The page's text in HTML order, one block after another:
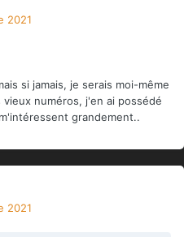
2021
si jamais, je serais moi-même
numéros, j'en ai possédé
grandement..
2021